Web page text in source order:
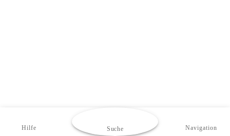
Hilfe Suche Navigation